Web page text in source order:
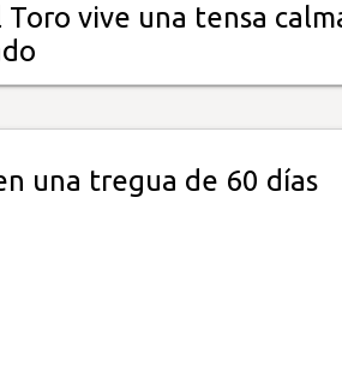
Toro vive una tensa
una tregua de 60 días